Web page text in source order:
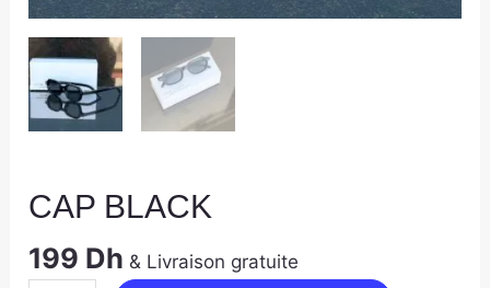
CAP BLACK
199 Dh & Livraison gratuite